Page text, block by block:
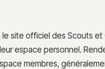
le site officiel des Scouts
espace personnel.
membres,